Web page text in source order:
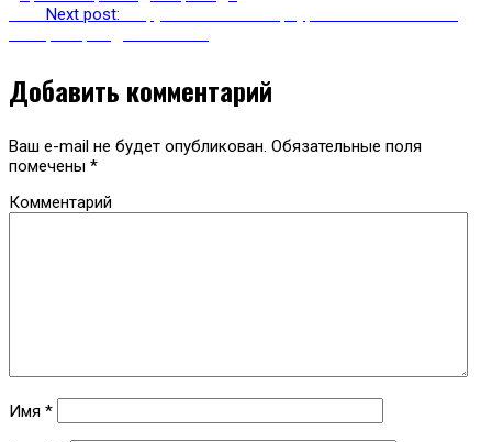
Next post:
Добавить комментарий
Ваш e-mail не будет опубликован. Обязательные поля
помечены *
Комментарий
Имя *